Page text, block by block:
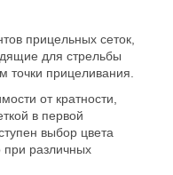
прицельных сеток,
для стрельбы
точки прицеливания.
от кратности,
в первой
выбор цвета
различных